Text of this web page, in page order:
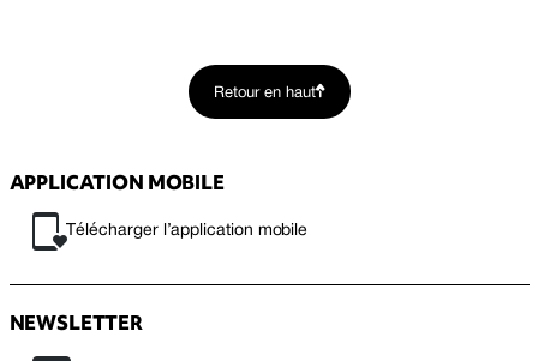
Retour en haut
APPLICATION MOBILE
Télécharger l’application mobile
NEWSLETTER